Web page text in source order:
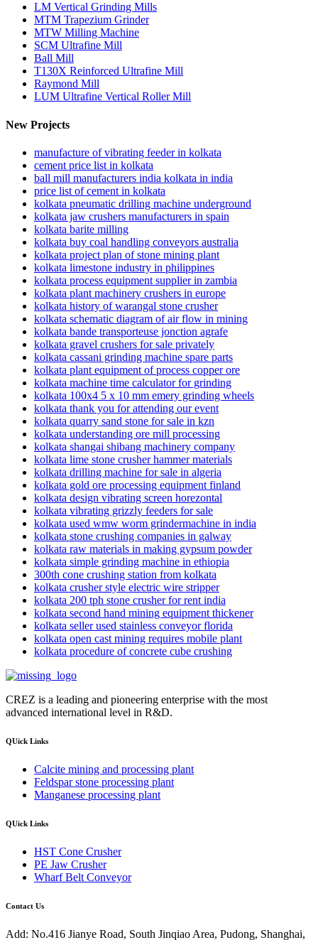
LM Vertical Grinding Mills
MTM Trapezium Grinder
MTW Milling Machine
SCM Ultrafine Mill
Ball Mill
T130X Reinforced Ultrafine Mill
Raymond Mill
LUM Ultrafine Vertical Roller Mill
New Projects
manufacture of vibrating feeder in kolkata
cement price list in kolkata
ball mill manufacturers india kolkata in india
price list of cement in kolkata
kolkata pneumatic drilling machine underground
kolkata jaw crushers manufacturers in spain
kolkata barite milling
kolkata buy coal handling conveyors australia
kolkata project plan of stone mining plant
kolkata limestone industry in philippines
kolkata process equipment supplier in zambia
kolkata plant machinery crushers in europe
kolkata history of warangal stone crusher
kolkata schematic diagram of air flow in mining
kolkata bande transporteuse jonction agrafe
kolkata gravel crushers for sale privately
kolkata cassani grinding machine spare parts
kolkata plant equipment of process copper ore
kolkata machine time calculator for grinding
kolkata 100x4 5 x 10 mm emery grinding wheels
kolkata thank you for attending our event
kolkata quarry sand stone for sale in kzn
kolkata understanding ore mill processing
kolkata shangai shibang machinery company
kolkata lime stone crusher hammer materials
kolkata drilling machine for sale in algeria
kolkata gold ore processing equipment finland
kolkata design vibrating screen horezontal
kolkata vibrating grizzly feeders for sale
kolkata used wmw worm grindermachine in india
kolkata stone crushing companies in galway
kolkata raw materials in making gypsum powder
kolkata simple grinding machine in ethiopia
300th cone crushing station from kolkata
kolkata crusher style electric wire stripper
kolkata 200 tph stone crusher for rent india
kolkata second hand mining equipment thickener
kolkata seller used stainless conveyor florida
kolkata open cast mining requires mobile plant
kolkata procedure of concrete cube crushing
CREZ is a leading and pioneering enterprise with the most
advanced international level in R&D.
QUick Links
Calcite mining and processing plant
Feldspar stone processing plant
Manganese processing plant
QUick Links
HST Cone Crusher
PE Jaw Crusher
Wharf Belt Conveyor
Contact Us
Add: No.416 Jianye Road, South Jinqiao Area, Pudong, Shanghai,